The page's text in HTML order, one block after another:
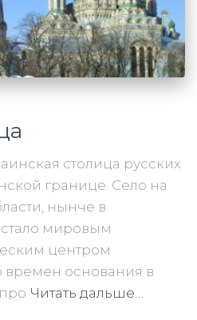
столица русских
границе. Село на
нынче в
мировым
центром
времен основания в
Читать дальше…